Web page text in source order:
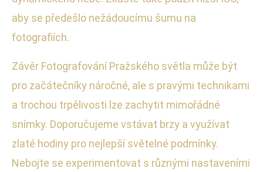
aby se předešlo nežádoucímu šumu na
fotografiích.
Závěr Fotografování Pražského světla může být
pro začátečníky náročné, ale s pravými technikami
a trochou trpělivosti lze zachytit mimořádné
snímky. Doporučujeme vstávat brzy a využívat
zlaté hodiny pro nejlepší světelné podmínky.
Nebojte se experimentovat s různými nastaveními